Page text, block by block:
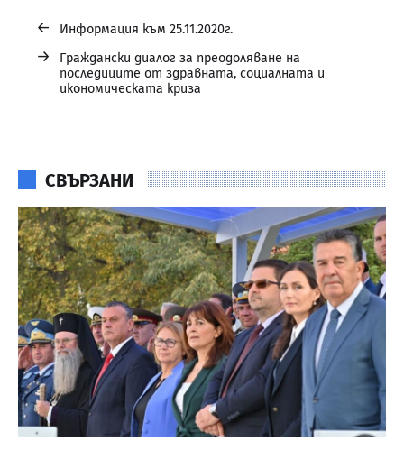
← Информация към 25.11.2020г.
→
Граждански диалог за преодоляване на
последиците от здравната, социалната и
икономическата криза
СВЪРЗАНИ